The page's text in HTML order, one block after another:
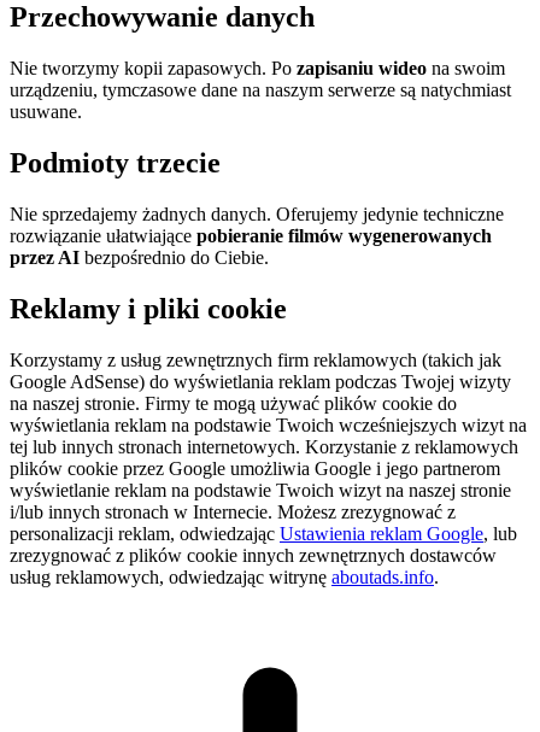
Przechowywanie danych
Nie tworzymy kopii zapasowych. Po zapisaniu wideo na swoim
urządzeniu, tymczasowe dane na naszym serwerze są natychmiast
usuwane.
Podmioty trzecie
Nie sprzedajemy żadnych danych. Oferujemy jedynie techniczne
rozwiązanie ułatwiające pobieranie filmów wygenerowanych
przez AI bezpośrednio do Ciebie.
Reklamy i pliki cookie
Korzystamy z usług zewnętrznych firm reklamowych (takich jak
Google AdSense) do wyświetlania reklam podczas Twojej wizyty
na naszej stronie. Firmy te mogą używać plików cookie do
wyświetlania reklam na podstawie Twoich wcześniejszych wizyt na
tej lub innych stronach internetowych. Korzystanie z reklamowych
plików cookie przez Google umożliwia Google i jego partnerom
wyświetlanie reklam na podstawie Twoich wizyt na naszej stronie
i/lub innych stronach w Internecie. Możesz zrezygnować z
personalizacji reklam, odwiedzając Ustawienia reklam Google, lub
zrezygnować z plików cookie innych zewnętrznych dostawców
usług reklamowych, odwiedzając witrynę aboutads.info.